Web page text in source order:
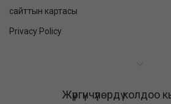
сайттын картасы
Privacy Policy
Жүргүнчүлөрдү колдоо